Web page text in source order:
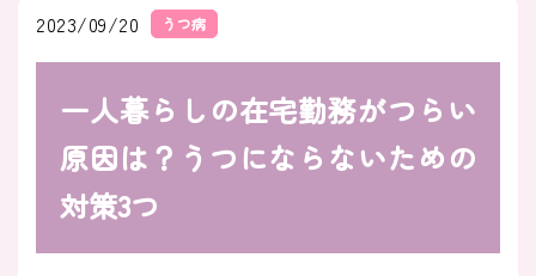
初めての方へ
クリニック 採用情報
2023/09/20 うつ病
一人暮らしの在宅勤務がつらい
原因は？うつにならないための
対策3つ